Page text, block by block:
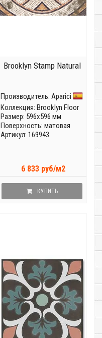
Brooklyn Stamp Natural
Производитель: Aparici
Коллекция: Brooklyn Floor
Размер: 596x596 мм
Поверхность: матовая
Артикул: 169943
6 833 руб/м2
КУПИТЬ